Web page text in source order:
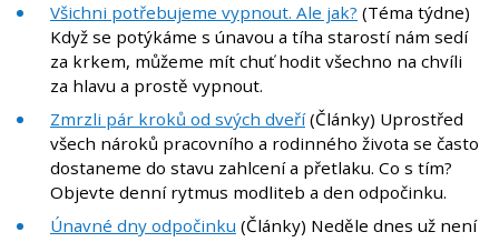
Všichni potřebujeme vypnout. Ale jak? (Téma týdne)
Když se potýkáme s únavou a tíha starostí nám sedí
za krkem, můžeme mít chuť hodit všechno na chvíli
za hlavu a prostě vypnout.
Zmrzli pár kroků od svých dveří(Články) Uprostřed
všech nároků pracovního a rodinného života se často
dostaneme do stavu zahlcení a přetlaku. Co s tím?
Objevte denní rytmus modliteb a den odpočinku.
Únavné dny odpočinku (Články) Neděle dnes už není